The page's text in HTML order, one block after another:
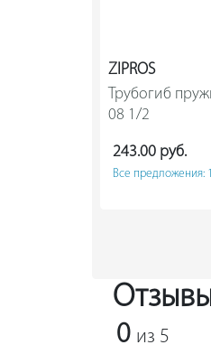
ZIPROS
Трубогиб
243.00 руб.
Все предложения: 1
0 из 5